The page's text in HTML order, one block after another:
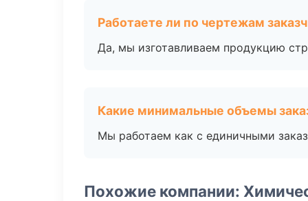
Работаете ли по чертежам
Да, мы изготавливаем продукцию
Какие минимальные объемы
Мы работаем как с единичными
Похожие компании: